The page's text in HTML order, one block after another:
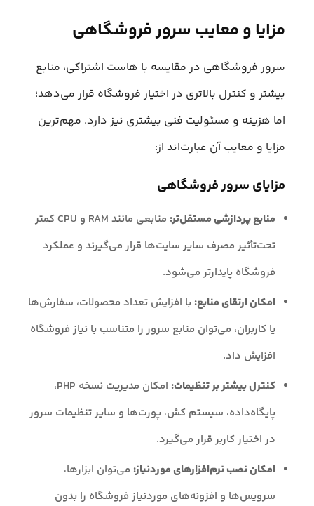
مزایا و معایب سرور فروشگاهی
سرور فروشگاهی در مقایسه با هاست اشتراکی، منابع
بیشتر و کنترل بالاتری در اختیار فروشگاه قرار می‌دهد؛
اما هزینه و مسئولیت فنی بیشتری نیز دارد. مهم‌ترین
مزایا و معایب آن عبارت‌اند از:
مزایای سرور فروشگاهی
منابع پردازشی مستقل‌تر:
منابعی مانند RAM و CPU کمتر
تحت‌تأثیر مصرف سایر سایت‌ها قرار می‌گیرند و عملکرد
فروشگاه پایدارتر می‌شود.
امکان ارتقای منابع: با افزایش تعداد محصولات، سفارش‌ها
یا کاربران، می‌توان منابع سرور را متناسب با نیاز فروشگاه
افزایش داد.
کنترل بیشتر بر تنظیمات:
امکان مدیریت نسخه PHP،
پایگاه‌داده، سیستم کش، پورت‌ها و سایر تنظیمات سرور
در اختیار کاربر قرار می‌گیرد.
امکان نصب نرم‌افزارهای موردنیاز: می‌توان ابزارها،
سرویس‌ها و افزونه‌های موردنیاز فروشگاه را بدون